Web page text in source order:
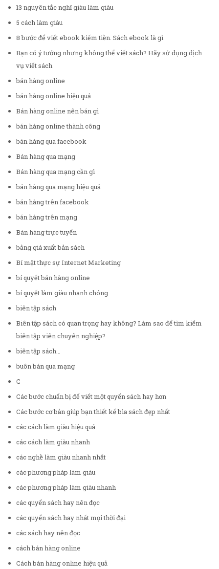
13 nguyên tắc nghĩ giàu làm giàu
5 cách làm giàu
8 bước để viết ebook kiếm tiền. Sách ebook là gì
Bạn có ý tưởng nhưng không thể viết sách? Hãy sử dụng dịch
vụ viết sách
bán hàng online
bán hàng online hiệu quả
Bán hàng online nên bán gì
bán hàng online thành công
bán hàng qua facebook
Bán hàng qua mạng
Bán hàng qua mạng cần gì
bán hàng qua mạng hiệu quả
bán hàng trên facebook
bán hàng trên mạng
Bán hàng trực tuyến
bảng giá xuất bản sách
Bí mật thực sự Internet Marketing
bí quyết bán hàng online
bí quyết làm giàu nhanh chóng
biên tập sách
Biên tập sách có quan trọng hay không? Làm sao để tìm kiếm
biên tập viên chuyên nghiệp?
biên tập sách…
buôn bán qua mạng
C
Các bước chuẩn bị để viết một quyển sách hay hơn
Các bước cơ bản giúp bạn thiết kế bìa sách đẹp nhất
các cách làm giàu hiệu quả
các cách làm giàu nhanh
các nghề làm giàu nhanh nhất
các phương pháp làm giàu
các phương pháp làm giàu nhanh
các quyển sách hay nên đọc
các quyển sách hay nhất mọi thời đại
các sách hay nên đọc
cách bán hàng online
Cách bán hàng online hiệu quả